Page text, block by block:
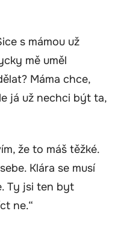
s mámou už
mě uměl
Máma chce,
já už nechci být ta,
že to máš těžké.
Klára se musí
Ty jsi ten byt
ne.“